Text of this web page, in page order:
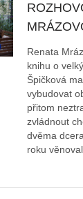
Renata
knihu o
Špičková
vybudovat
přitom
zvládnout
dvěma
roku